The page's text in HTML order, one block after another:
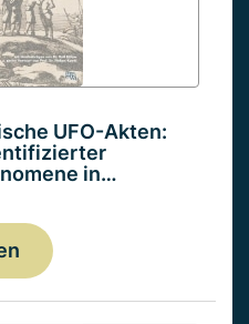
UFO-Akten:
in…